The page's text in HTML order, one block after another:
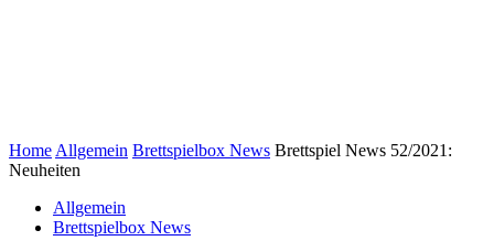
Home Allgemein Brettspielbox News Brettspiel News 52/2021:
Neuheiten
Allgemein
Brettspielbox News